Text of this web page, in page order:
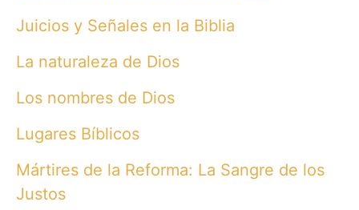
Juicios y Señales en la Biblia
La naturaleza de Dios
Los nombres de Dios
Lugares Bíblicos
Mártires de la Reforma: La Sangre de los
Justos